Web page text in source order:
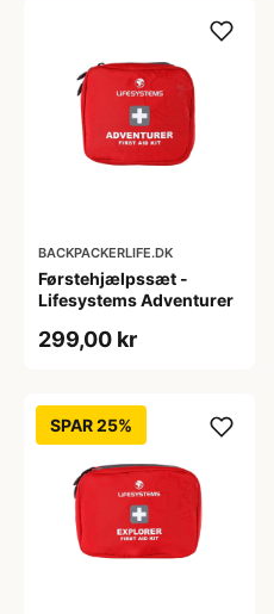
BACKPACKERLIFE.DK
Førstehjælpssæt -
Lifesystems Adventurer
299,00 kr
SPAR 25%